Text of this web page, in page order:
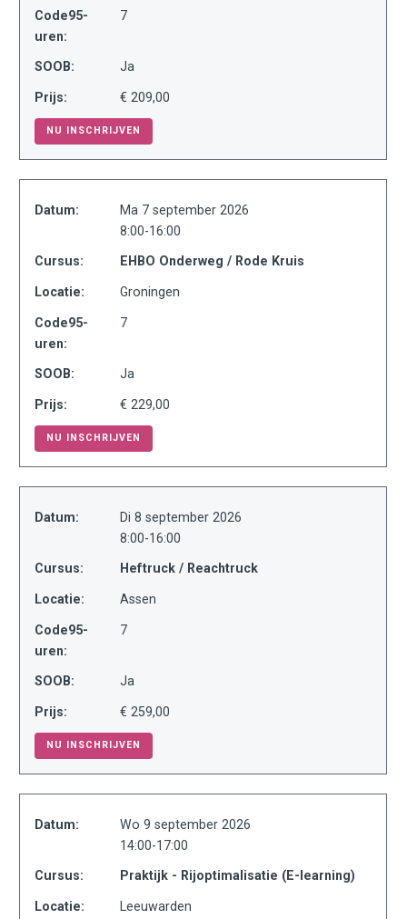
Code95-
uren:
7
SOOB: Ja
Prijs: € 209,00
NU INSCHRIJVEN
Datum:
Ma 7 september 2026
8:00-16:00
Cursus: EHBO Onderweg / Rode Kruis
Locatie: Groningen
Code95-
uren:
7
SOOB: Ja
Prijs: € 229,00
NU INSCHRIJVEN
Datum:
Di 8 september 2026
8:00-16:00
Cursus: Heftruck / Reachtruck
Locatie: Assen
Code95-
uren:
7
SOOB: Ja
Prijs: € 259,00
NU INSCHRIJVEN
Datum:
Wo 9 september 2026
14:00-17:00
Cursus: Praktijk - Rijoptimalisatie (E-learning)
Locatie: Leeuwarden